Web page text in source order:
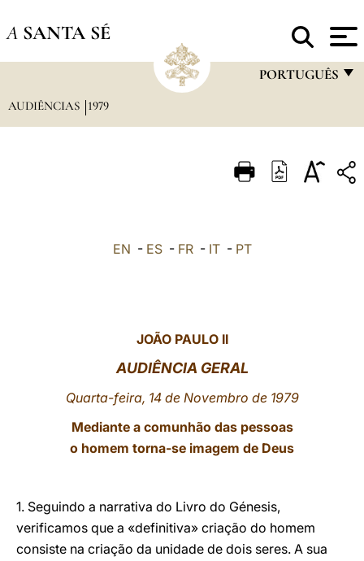
A SANTA SÉ
PORTUGUÊS
ITALIANO
LATINE
AUDIÊNCIAS 1979
EN - ES- FR- IT- PT
JOÃO PAULO II
AUDIÊNCIA GERAL
Quarta-feira, 14 de Novembro de 1979
Mediante a comunhão das pessoas
o homem torna-se imagem de Deus
1. Seguindo a narrativa do Livro do Génesis,
verificamos que a «definitiva» criação do homem
consiste na criação da unidade de dois seres. A sua